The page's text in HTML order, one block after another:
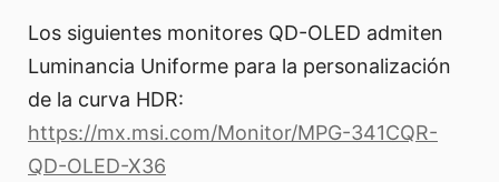
Los siguientes monitores QD-OLED admiten
Luminancia Uniforme para la personalización
de la curva HDR:
https://mx.msi.com/Monitor/MPG-341CQR-
QD-OLED-X36